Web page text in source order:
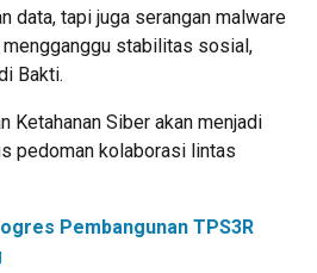
data, tapi juga serangan malware
mengganggu stabilitas sosial,
Bakti.
Ketahanan Siber akan menjadi
pedoman kolaborasi lintas
Pembangunan TPS3R